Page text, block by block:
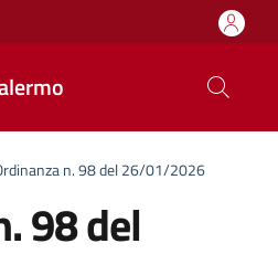
n. 98 del 26/01/2026
98 del